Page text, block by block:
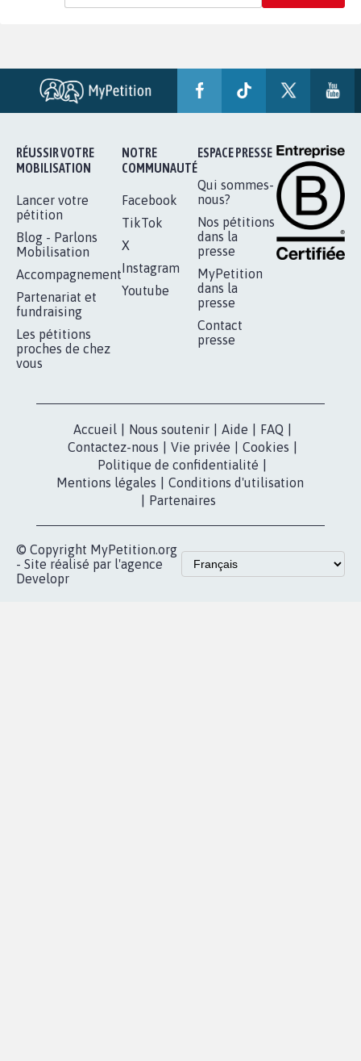
RÉUSSIR VOTRE
MOBILISATION
Lancer votre
pétition
Blog - Parlons
Mobilisation
Accompagnement
Partenariat et
fundraising
Les pétitions
proches de chez
vous
NOTRE
COMMUNAUTÉ
Facebook
TikTok
X
Instagram
Youtube
ESPACE PRESSE
Qui sommes-
nous?
Nos pétitions
dans la
presse
MyPetition
dans la
presse
Contact
presse
Accueil Nous soutenir Aide FAQ
Contactez-nous
Vie privée Cookies
Politique de confidentialité
Mentions légales
Conditions d'utilisation
Partenaires
© Copyright MyPetition.org
- Site réalisé par l'agence
Developr